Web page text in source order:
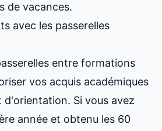
de vacances.
avec les passerelles
entre formations
vos acquis académiques
Si vous avez
année et obtenu les 60